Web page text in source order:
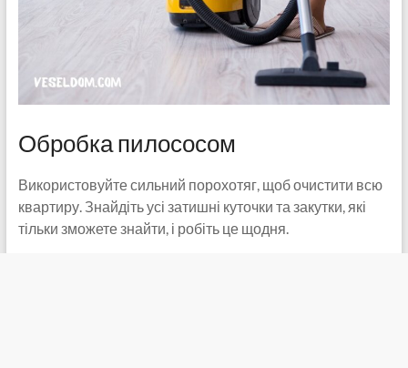
Обробка пилососом
Використовуйте сильний порохотяг, щоб очистити всю
квартиру. Знайдіть усі затишні куточки та закутки, які
тільки зможете знайти, і робіть це щодня.